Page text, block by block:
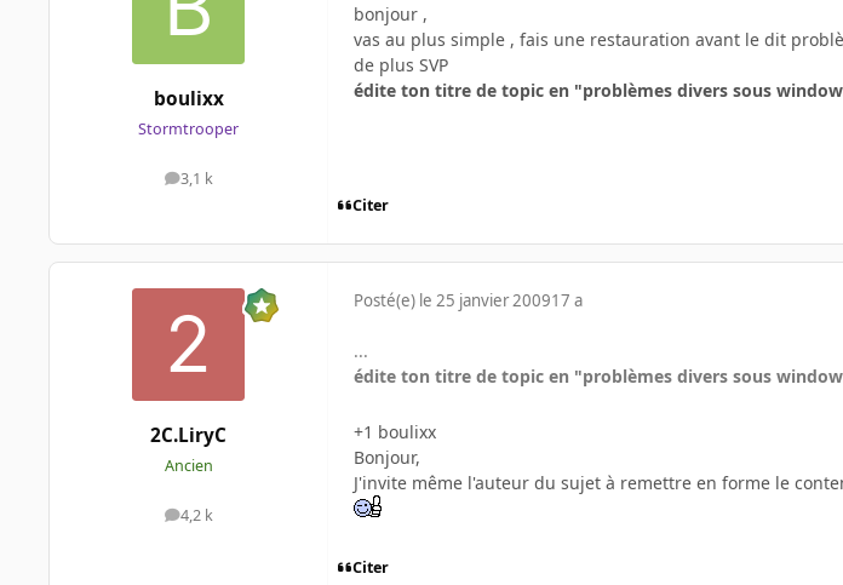
boulixx
Stormtrooper
3,1 k
messages
bonjour ,
vas au plus simple , fais une restauration avant le dit
de plus SVP
édite ton titre de topic en "problèmes divers sous
Citer
2C.LiryC
Ancien
4,2 k
messages
Posté(e) le 25 janvier 200917 a
...
édite ton titre de topic en "problèmes divers sous
+1 boulixx
Bonjour,
J'invite même l'auteur du sujet à remettre en forme le
Citer